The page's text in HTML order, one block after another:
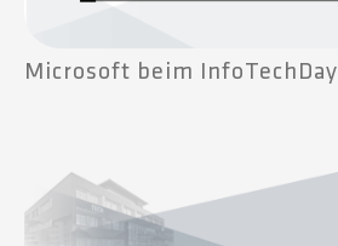
Microsoft beim InfoTechDay